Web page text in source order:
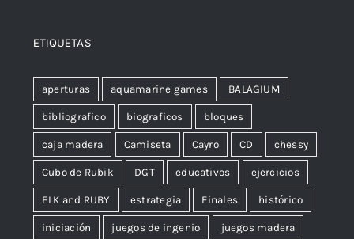
ETIQUETAS
aperturas aquamarine games BALAGIUM
bibliografico biograficos bloques
caja madera Camiseta Cayro CD chessy
Cubo de Rubik DGT educativos ejercicios
ELK and RUBY estrategia Finales histórico
iniciación juegos de ingenio juegos madera